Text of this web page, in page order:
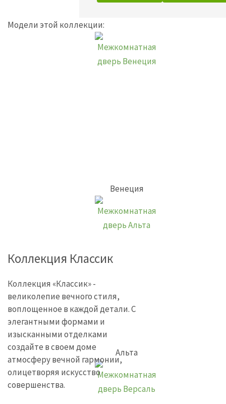
Модели этой коллекции:
Венеция
Альта
Коллекция Классик
Коллекция «Классик» -
великолепие вечного стиля,
воплощенное в каждой детали. С
элегантными формами и
изысканными отделками
создайте в своем доме
атмосферу вечной гармонии,
олицетворяя искусство
совершенства.